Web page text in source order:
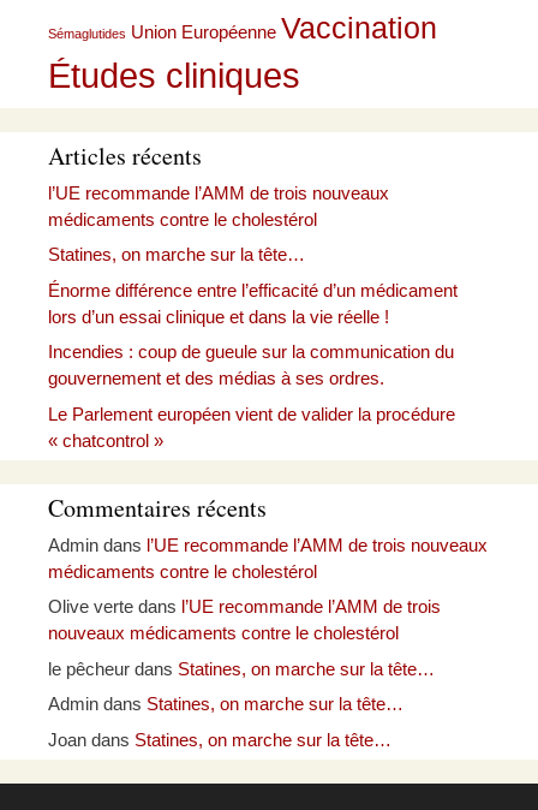
Sémaglutides Union Européenne Vaccination
Études cliniques
Articles récents
l’UE recommande l’AMM de trois nouveaux
médicaments contre le cholestérol
Statines, on marche sur la tête…
Énorme différence entre l’efficacité d’un médicament
lors d’un essai clinique et dans la vie réelle !
Incendies : coup de gueule sur la communication du
gouvernement et des médias à ses ordres.
Le Parlement européen vient de valider la procédure
« chatcontrol »
Commentaires récents
Admin dans l’UE recommande l’AMM de trois nouveaux
médicaments contre le cholestérol
Olive verte dans l’UE recommande l’AMM de trois
nouveaux médicaments contre le cholestérol
le pêcheur dans Statines, on marche sur la tête…
Admin dans Statines, on marche sur la tête…
Joan dans Statines, on marche sur la tête…